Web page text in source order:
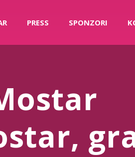
PRESS SPONZORI